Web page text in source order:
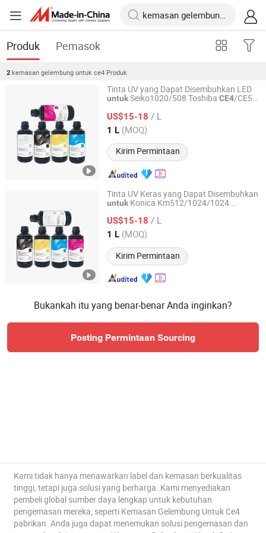
Produk Pemasok
2 kemasan gelembung untuk ce4 Produk
Tinta UV yang Dapat Disembuhkan LED
untukSeiko1020/508 Toshiba CE4/CE5
US$15-18 / L
1 L (MOQ)
Kirim Permintaan
Shanxi Xinyuheng Trade Co.LTD
Shanxi, China Harga mulai 2024
Tinta UV Keras yang Dapat Disembuhkan
untukKonica Km512/1024/1024
CE4/CE5 Printheads
US$15-18 / L
1 L (MOQ)
Kirim Permintaan
Shanxi Xinyuheng Trade Co.LTD
Shanxi, China Harga mulai 2024
Bukankah itu yang benar-benar Anda inginkan?
Posting Permintaan Sourcing
Kami tidak hanya menawarkan label dan kemasan berkualitas
tinggi, tetapi juga solusi yang berharga. Kami menyediakan
pembeli global sumber daya lengkap untuk kebutuhan
pengemasan mereka, seperti Kemasan Gelembung Untuk Ce4
pabrikan. Anda juga dapat menemukan solusi pengemasan dan